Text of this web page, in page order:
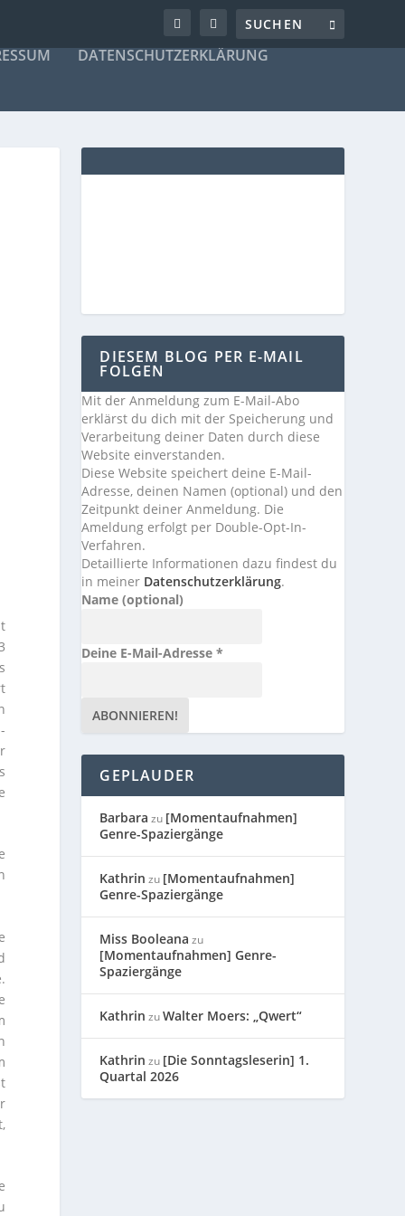
DATENSCHUTZERKLÄRUNG
DIESEM BLOG PER E-MAIL
FOLGEN
Mit der Anmeldung zum E-Mail-Abo
erklärst du dich mit der Speicherung und
Verarbeitung deiner Daten durch diese
Website einverstanden.
Diese Website speichert deine E-Mail-
Adresse, deinen Namen (optional) und den
Zeitpunkt deiner Anmeldung. Die
Ameldung erfolgt per Double-Opt-In-
Verfahren.
Detaillierte Informationen dazu findest du
in meiner Datenschutzerklärung.
Name (optional)
Deine E-Mail-Adresse*
GEPLAUDER
Barbara zu [Momentaufnahmen]
Genre-Spaziergänge
Kathrin zu [Momentaufnahmen]
Genre-Spaziergänge
Miss Booleana zu
[Momentaufnahmen] Genre-
Spaziergänge
Kathrin zuWalter Moers: „Qwert“
Kathrin zu [Die Sonntagsleserin] 1.
Quartal 2026